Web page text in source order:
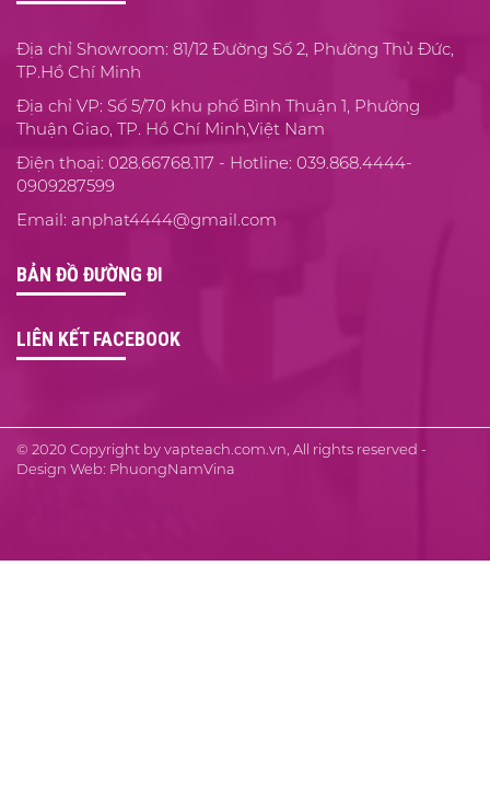
Địa chỉ Showroom: 81/12 Đường Số 2, Phường Thủ Đức,
TP.Hồ Chí Minh
Địa chỉ VP: Số 5/70 khu phố Bình Thuận 1, Phường
Thuận Giao, TP. Hồ Chí Minh,Việt Nam
Điện thoại: 028.66768.117 - Hotline: 039.868.4444-
0909287599
Email: anphat4444@gmail.com
BẢN ĐỒ ĐƯỜNG ĐI
LIÊN KẾT FACEBOOK
© 2020 Copyright by vapteach.com.vn, All rights reserved -
Design Web: PhuongNamVina